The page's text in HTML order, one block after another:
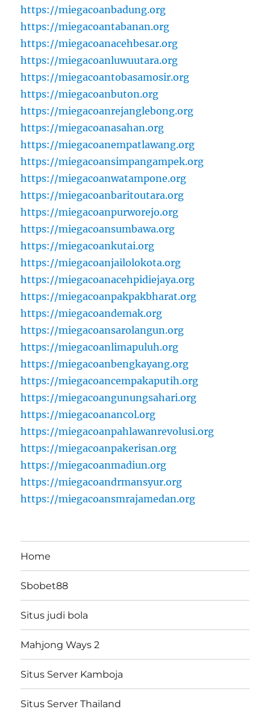
https://miegacoanbadung.org
https://miegacoantabanan.org
https://miegacoanacehbesar.org
https://miegacoanluwuutara.org
https://miegacoantobasamosir.org
https://miegacoanbuton.org
https://miegacoanrejanglebong.org
https://miegacoanasahan.org
https://miegacoanempatlawang.org
https://miegacoansimpangampek.org
https://miegacoanwatampone.org
https://miegacoanbaritoutara.org
https://miegacoanpurworejo.org
https://miegacoansumbawa.org
https://miegacoankutai.org
https://miegacoanjailolokota.org
https://miegacoanacehpidiejaya.org
https://miegacoanpakpakbharat.org
https://miegacoandemak.org
https://miegacoansarolangun.org
https://miegacoanlimapuluh.org
https://miegacoanbengkayang.org
https://miegacoancempakaputih.org
https://miegacoangunungsahari.org
https://miegacoanancol.org
https://miegacoanpahlawanrevolusi.org
https://miegacoanpakerisan.org
https://miegacoanmadiun.org
https://miegacoandrmansyur.org
https://miegacoansmrajamedan.org
Home
Sbobet88
Situs judi bola
Mahjong Ways 2
Situs Server Kamboja
Situs Server Thailand